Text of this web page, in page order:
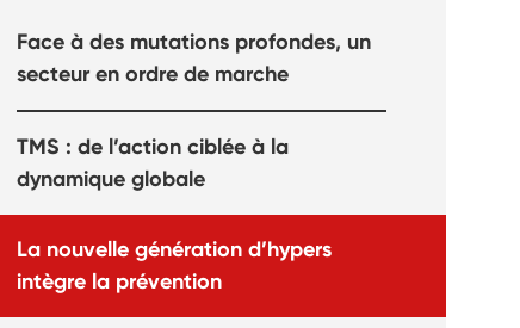
Face à des mutations profondes, un
secteur en ordre de marche
TMS : de l’action ciblée à la
dynamique globale
La nouvelle génération d’hypers
intègre la prévention